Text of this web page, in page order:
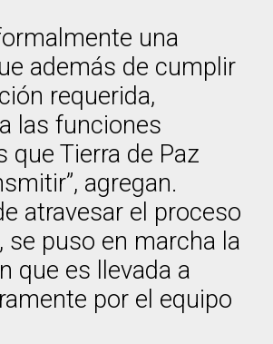
una
además de cumplir
requerida,
las funciones
que Tierra de Paz
agregan.
atravesar el proceso
se puso en marcha la
que es llevada a
por el equipo